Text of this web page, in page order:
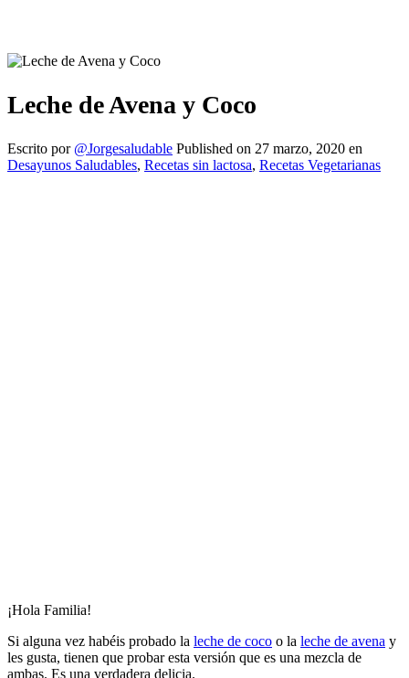
Leche de Avena y Coco
Escrito por @Jorgesaludable Published on 27 marzo, 2020 en
Desayunos Saludables, Recetas sin lactosa, Recetas Vegetarianas
¡Hola Familia!
Si alguna vez habéis probado la leche de coco o la leche de avena y
les gusta, tienen que probar esta versión que es una mezcla de
ambas. Es una verdadera delicia.